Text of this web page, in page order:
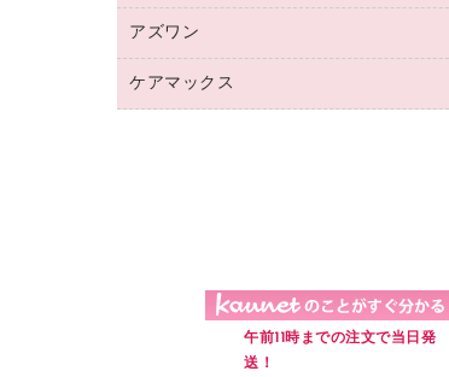
クリヤーホルダー
クリヤーブック（差替式）
クリヤーブック（固定式）
２穴リフィル・２穴インデックス
シャープペンシル用替芯
紙めくり
裁断機
レターケース
ラベル類
メンディングテープ
ディスプレイ用品
カウンター／お会計用品
高島屋（食品・飲料）
カウネットギフト（食品・飲料）
建築・作業用品
アズワン
医療・介護用品（食品・飲料・食添製
品）
ケアマックス
午前11時までの注文で当日発
送！